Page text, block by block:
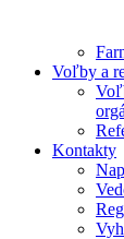
Voľby a
Kontakty